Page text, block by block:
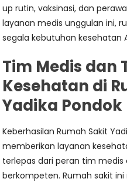
up rutin, vaksinasi, dan
layanan medis unggulan ini,
segala kebutuhan kesehatan
Tim Medis dan
Kesehatan di
Yadika
Keberhasilan Rumah Sakit
memberikan layanan
terlepas dari peran tim
berkompeten. Rumah sakit